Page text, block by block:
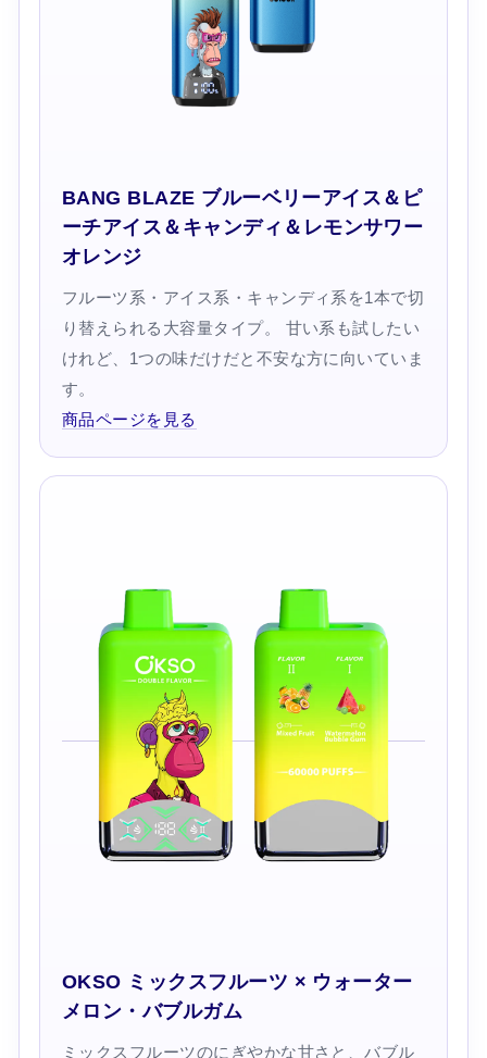
BANG BLAZE ブルーベリーアイス＆ピ
ーチアイス＆キャンディ＆レモンサワー
オレンジ
フルーツ系・アイス系・キャンディ系を1本で切
り替えられる大容量タイプ。 甘い系も試したい
けれど、1つの味だけだと不安な方に向いていま
す。
商品ページを見る
OKSO ミックスフルーツ × ウォーター
メロン・バブルガム
ミックスフルーツのにぎやかな甘さと、バブル